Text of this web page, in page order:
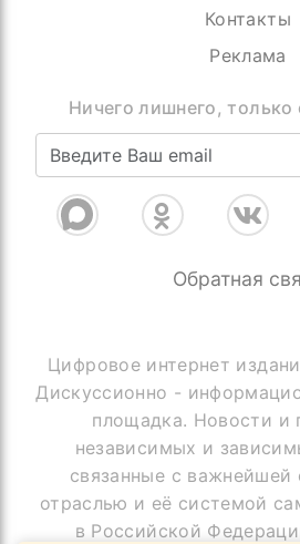
Контакты
Реклама
Ничего лишнего,
Обратная
Цифровое интернет
Дискуссионно -
площадка. Новости и
независимых и
связанные с важнейшей
отраслью и её системой
в Российской